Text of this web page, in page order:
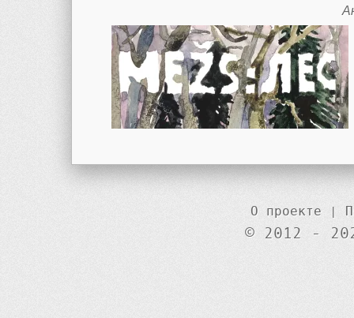
О проекте |
© 2012 -